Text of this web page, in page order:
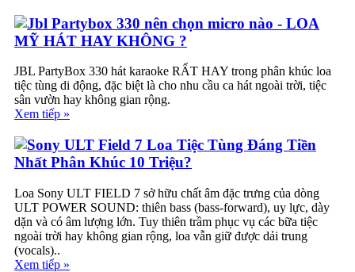
Jbl Partybox 330 nên chọn micro nào - LOA
MỸ HÁT HAY KHÔNG ?
JBL PartyBox 330 hát karaoke RẤT HAY trong phân khúc loa
tiệc tùng di động, đặc biệt là cho nhu cầu ca hát ngoài trời, tiệc
sân vườn hay không gian rộng.
Xem tiếp »
Sony ULT Field 7 Loa Tiệc Tùng Đáng Tiền
Nhất Phân Khúc 10 Triệu?
Loa Sony ULT FIELD 7 sở hữu chất âm đặc trưng của dòng
ULT POWER SOUND: thiên bass (bass-forward), uy lực, dày
dặn và có âm lượng lớn. Tuy thiên trầm phục vụ các bữa tiệc
ngoài trời hay không gian rộng, loa vẫn giữ được dải trung
(vocals)..
Xem tiếp »